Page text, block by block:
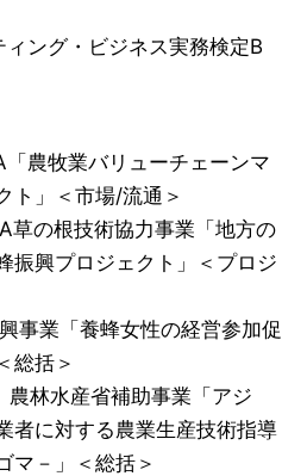
ング・ビジネス実務検定B
農牧業バリューチェーンマ
ト」＜市場/流通＞
の根技術協力事業「地方の
振興プロジェクト」＜プロジ
事業「養蜂女性の経営参加促
総括＞
林水産省補助事業「アジ
者に対する農業生産技術指導
マ－」＜総括＞